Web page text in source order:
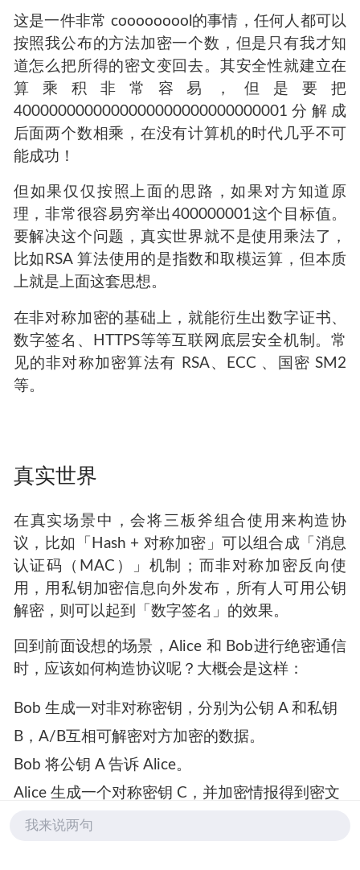
19801，我来乘以20201，又一个加密解密不对称
的系统就构造好了。
甚至可以构造得更大一些：
4000000000000000000000000000001 =
1199481995446957 * 3334772856269093，这
样我们就成功构造了一个30位的加密系统。
这是一件非常 cooooooool的事情，任何人都可以
按照我公布的方法加密一个数，但是只有我才知
道怎么把所得的密文变回去。其安全性就建立在
算乘积非常容易，但是要把
4000000000000000000000000000001分解成
后面两个数相乘，在没有计算机的时代几乎不可
能成功！
但如果仅仅按照上面的思路，如果对方知道原
理，非常很容易穷举出400000001这个目标值。
数字签名、HTTPS等等互联网底层安全机制。常
见的非对称加密算法有 RSA、ECC 、国密 SM2
等。
真实世界
在真实场景中，会将三板斧组合使用来构造协
认证码（MAC）」机制；而非对称加密反向使
用，用私钥加密信息向外发布，所有人可用公钥
解密，则可以起到「数字签名」的效果。
回到前面设想的场景，Alice 和 Bob进行绝密通信
我来说两句